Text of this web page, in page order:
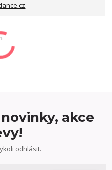
akce
odhlásit.